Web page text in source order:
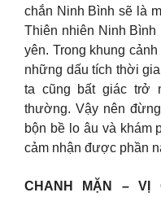
chắn Ninh Bình sẽ là
Thiên nhiên Ninh Bình
yên. Trong khung
những dấu tích thời
ta cũng bất giác trở
thường. Vậy nên
bộn bề lo âu và khám
cảm nhận được phần
CHANH MẶN – VỊ